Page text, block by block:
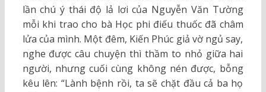
lần chú ý thái độ lả lơi của Nguyễn Văn Tường
mỗi khi trao cho bà Học phi điếu thuốc đã châm
lửa của mình. Một đêm, Kiến Phúc giả vờ ngủ say,
nghe được câu chuyện thì thầm to nhỏ giữa hai
người, nhưng cuối cùng không nén được, bỗng
kêu lên: “Lành bệnh rồi, ta sẽ chặt đầu cả ba họ